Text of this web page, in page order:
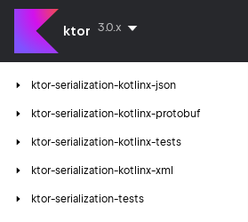
ktor 3.0.x
ktor-serialization-kotlinx
ktor-serialization-kotlinx-cbor
ktor-serialization-kotlinx-json
ktor-serialization-kotlinx-protobuf
ktor-serialization-kotlinx-tests
ktor-serialization-kotlinx-xml
ktor-serialization-tests